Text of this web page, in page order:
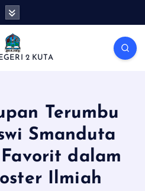
2 KUTA
Terumbu
Smanduta
dalam
Ilmiah